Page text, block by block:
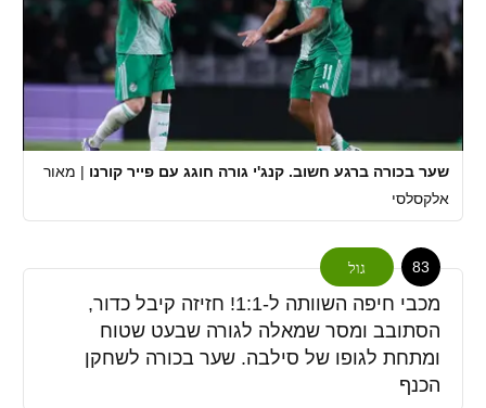
שער בכורה ברגע חשוב. קנג'י גורה חוגג עם פייר קורנו | מאור
אלקסלסי
83 גול
מכבי חיפה השוותה ל-1:1! חזיזה קיבל כדור,
הסתובב ומסר שמאלה לגורה שבעט שטוח
ומתחת לגופו של סילבה. שער בכורה לשחקן
הכנף